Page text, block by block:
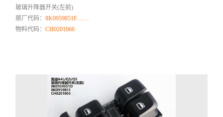
玻璃升降器开关(左前)
原厂代码：8K0959851F……
物料代码：CH0201066